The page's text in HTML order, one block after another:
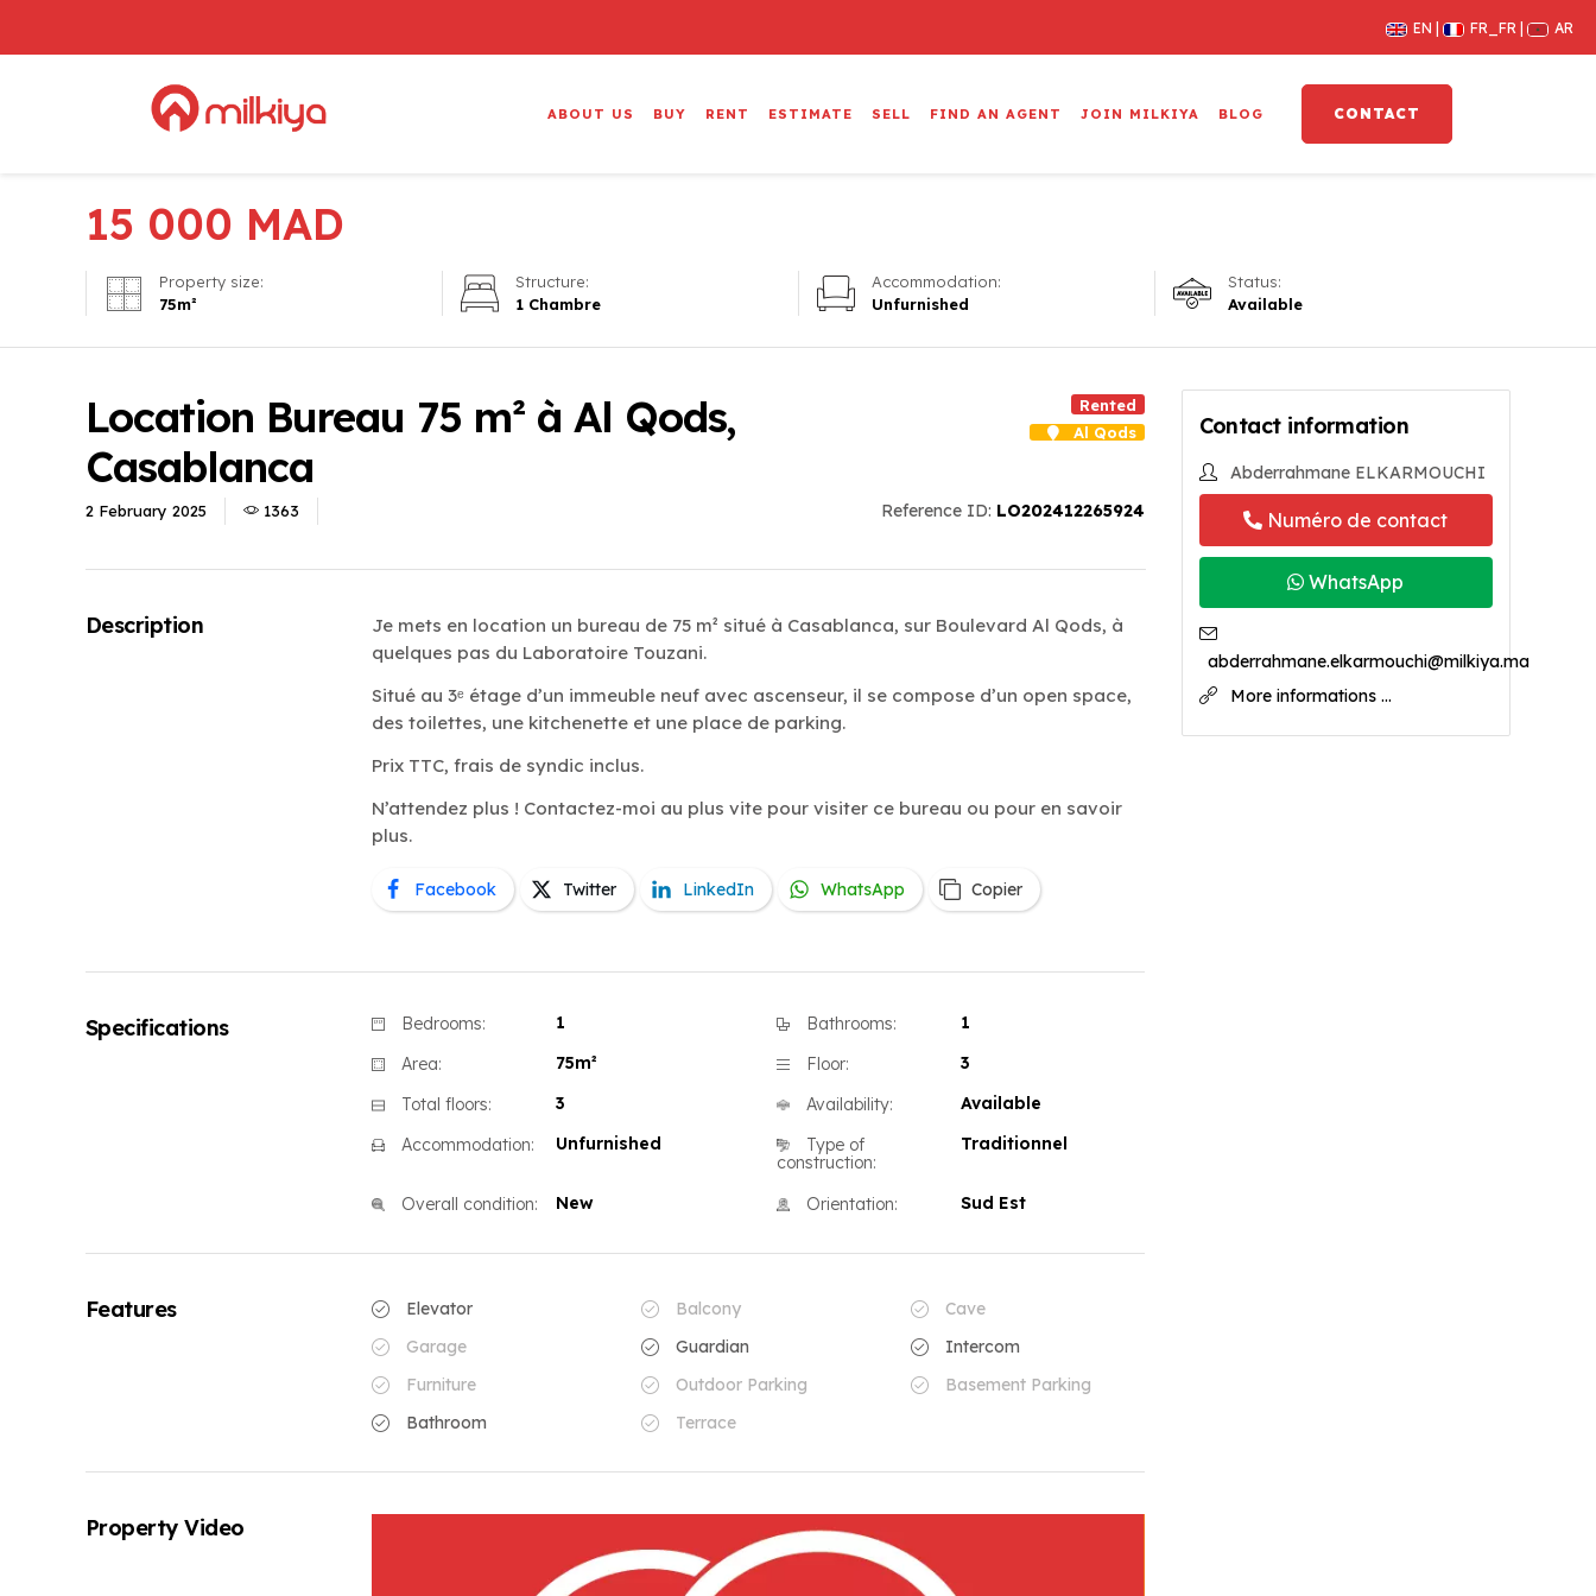
EN FR_FR AR
ABOUT US BUY RENT ESTIMATE SELL FIND AN AGENT JOIN MILKIYA BLOG CONTACT
15 000 MAD
Property size:
75m²
Structure:
1 Chambre
Accommodation:
Unfurnished
Status:
Available
Location Bureau 75 m² à Al Qods,
Casablanca
Rented
Al Qods
2 February 2025 1363 Reference ID: LO202412265924
Description
Je mets en location un bureau de 75 m² situé à Casablanca, sur Boulevard Al Qods, à
quelques pas du Laboratoire Touzani.
Situé au 3ᵉ étage d’un immeuble neuf avec ascenseur, il se compose d’un open space,
des toilettes, une kitchenette et une place de parking.
Prix TTC, frais de syndic inclus.
N’attendez plus ! Contactez-moi au plus vite pour visiter ce bureau ou pour en savoir
plus.
Facebook Twitter LinkedIn WhatsApp Copier
Specifications Bedrooms: 1 Bathrooms:
1
Area:
75m² Floor:
3
Total floors:
3 Availability:
Available
Accommodation:
Unfurnished
Type of
construction:
Traditionnel
Overall condition: New Orientation: Sud Est
Features Elevator Balcony
Cave
Garage
Guardian
Intercom
Furniture
Outdoor Parking
Basement Parking
Bathroom
Terrace
Property Video
Contact information
Abderrahmane ELKARMOUCHI
Numéro de contact
WhatsApp
abderrahmane.elkarmouchi@milkiya.ma
More informations ...